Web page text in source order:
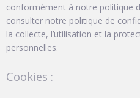
conformément à notre politique
consulter notre politique de
la collecte, l’utilisation et la
personnelles.
Cookies :